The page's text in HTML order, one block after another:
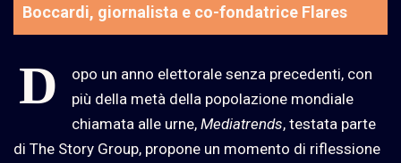
Boccardi, giornalista e co-fondatrice Flares
D
opo un anno elettorale senza precedenti, con
più della metà della popolazione mondiale
chiamata alle urne, Mediatrends, testata parte
di The Story Group, propone un momento di riflessione